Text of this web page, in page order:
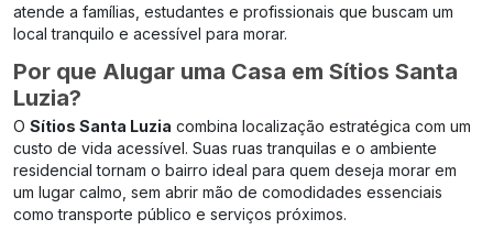
atende a famílias, estudantes e profissionais que buscam um
local tranquilo e acessível para morar.
Por que Alugar uma Casa em Sítios Santa
Luzia?
O Sítios Santa Luzia combina localização estratégica com um
custo de vida acessível. Suas ruas tranquilas e o ambiente
residencial tornam o bairro ideal para quem deseja morar em
um lugar calmo, sem abrir mão de comodidades essenciais
como transporte público e serviços próximos.